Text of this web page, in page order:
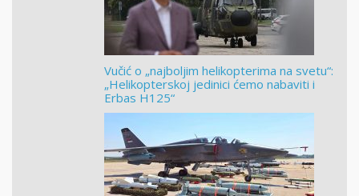
Vučić o „najboljim helikopterima na svetu“:
„Helikopterskoj jedinici ćemo nabaviti i
Erbas H125“